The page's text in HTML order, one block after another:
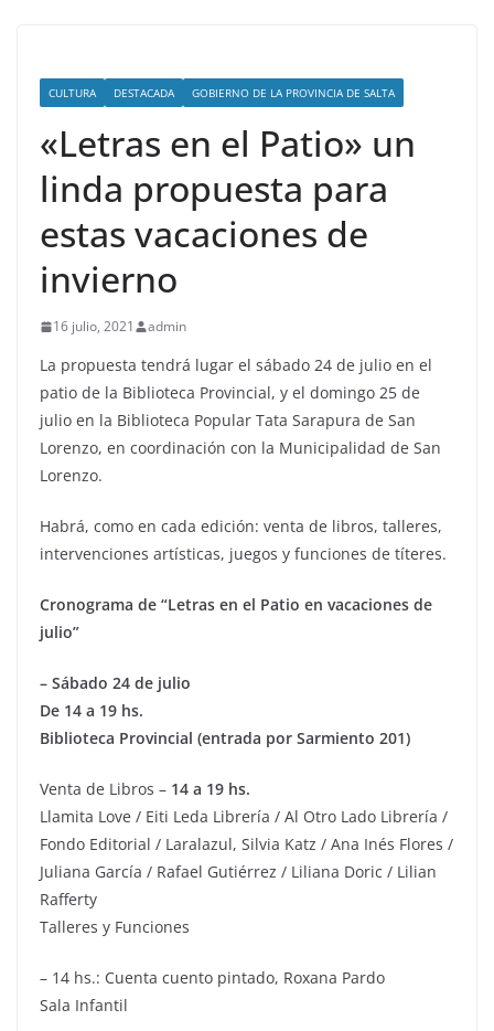
CULTURA DESTACADA GOBIERNO DE LA PROVINCIA DE SALTA
«Letras en el Patio» un
linda propuesta para
estas vacaciones de
invierno
16 julio, 2021 admin
La propuesta tendrá lugar el sábado 24 de julio en el
patio de la Biblioteca Provincial, y el domingo 25 de
julio en la Biblioteca Popular Tata Sarapura de San
Lorenzo, en coordinación con la Municipalidad de San
Lorenzo.
Habrá, como en cada edición: venta de libros, talleres,
intervenciones artísticas, juegos y funciones de títeres.
Cronograma de “Letras en el Patio en vacaciones de
julio”
– Sábado 24 de julio
De 14 a 19 hs.
Biblioteca Provincial (entrada por Sarmiento 201)
Venta de Libros – 14 a 19 hs.
Llamita Love / Eiti Leda Librería / Al Otro Lado Librería /
Fondo Editorial / Laralazul, Silvia Katz / Ana Inés Flores /
Juliana García / Rafael Gutiérrez / Liliana Doric / Lilian
Rafferty
Talleres y Funciones
– 14 hs.: Cuenta cuento pintado, Roxana Pardo
Sala Infantil